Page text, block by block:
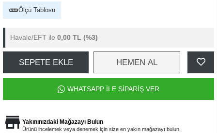
Ölçü Tablosu
Havale/EFT ile 0,00 TL (%3)
SEPETE EKLE HEMEN AL
WHATSAPP İLE SİPARİŞ VER
Yakınınızdaki Mağazayı Bulun
Ürünü incelemek veya denemek için size en yakın mağazayı bulun.